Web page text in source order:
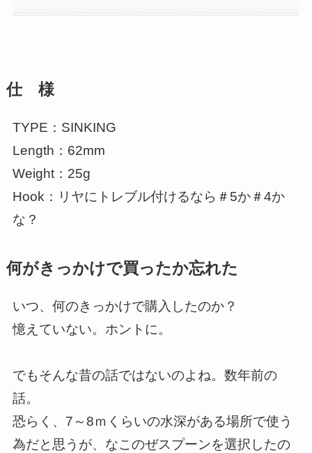
仕 様
TYPE：SINKING
Length：62mm
Weight：25g
Hook：リヤにトレブル付けるなら＃5か＃4か
な？
何がきっかけで買ったか忘れた
いつ、何のきっかけで購入したのか？
憶えていない。ホントに。
でもそんな昔の話ではないのよね。数年前の
話。
恐らく、7～8ｍくらいの水深がある場所で使う
為だと思うが、なこのぜスプーンを選択したの